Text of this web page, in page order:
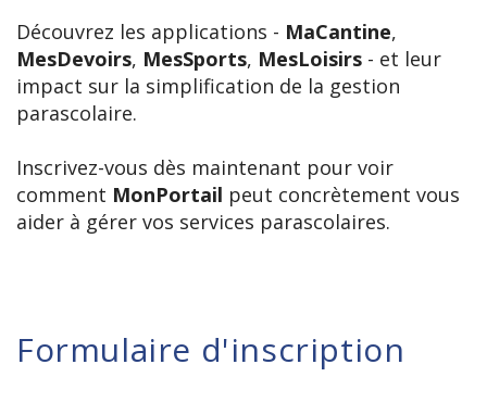
Découvrez les applications - MaCantine,
MesDevoirs, MesSports, MesLoisirs - et leur
impact sur la simplification de la gestion
parascolaire.
Inscrivez-vous dès maintenant pour voir
comment MonPortail peut concrètement vous
aider à gérer vos services parascolaires.
Formulaire d'inscription